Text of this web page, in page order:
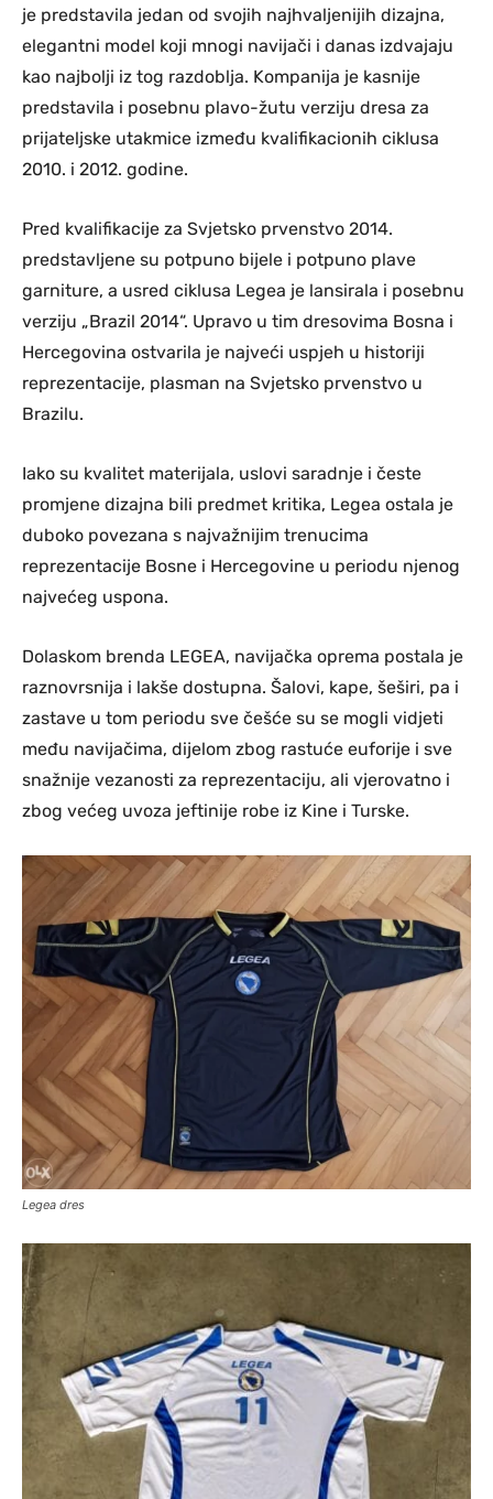
je predstavila jedan od svojih najhvaljenijih dizajna,
elegantni model koji mnogi navijači i danas izdvajaju
kao najbolji iz tog razdoblja. Kompanija je kasnije
predstavila i posebnu plavo-žutu verziju dresa za
prijateljske utakmice između kvalifikacionih ciklusa
2010. i 2012. godine.
Pred kvalifikacije za Svjetsko prvenstvo 2014.
predstavljene su potpuno bijele i potpuno plave
garniture, a usred ciklusa Legea je lansirala i posebnu
verziju „Brazil 2014“. Upravo u tim dresovima Bosna i
Hercegovina ostvarila je najveći uspjeh u historiji
reprezentacije, plasman na Svjetsko prvenstvo u
Brazilu.
Iako su kvalitet materijala, uslovi saradnje i česte
promjene dizajna bili predmet kritika, Legea ostala je
duboko povezana s najvažnijim trenucima
reprezentacije Bosne i Hercegovine u periodu njenog
najvećeg uspona.
Dolaskom brenda LEGEA, navijačka oprema postala je
raznovrsnija i lakše dostupna. Šalovi, kape, šeširi, pa i
zastave u tom periodu sve češće su se mogli vidjeti
među navijačima, dijelom zbog rastuće euforije i sve
snažnije vezanosti za reprezentaciju, ali vjerovatno i
zbog većeg uvoza jeftinije robe iz Kine i Turske.
Legea dres